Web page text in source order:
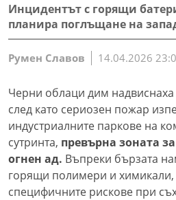
Инцидентът с горящи
планира поглъщане на
Румен Славов 14.04.2026
Черни облаци дим
след като сериозен пожар
индустриалните паркове на
сутринта, превърна зоната
огнен ад. Въпреки бързата
горящи полимери и
специфичните рискове при